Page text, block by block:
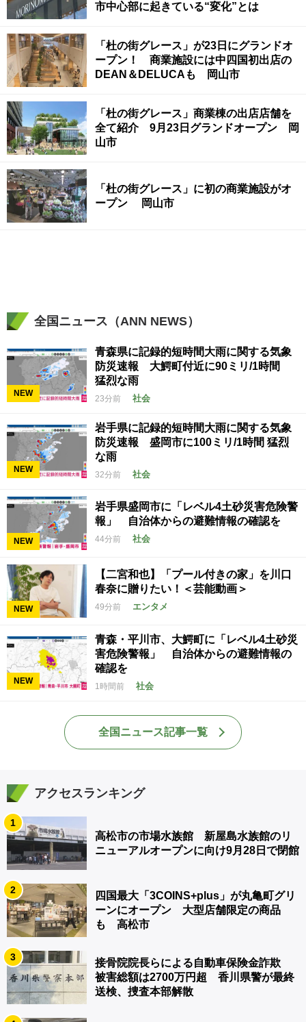
市中心部に起きている“変化”とは
「杜の街グレース」が23日にグランドオ
ープン！ 商業施設には中四国初出店の
DEAN＆DELUCAも 岡山市
「杜の街グレース」商業棟の出店店舗を
全て紹介 9月23日グランドオープン 岡
山市
「杜の街グレース」に初の商業施設がオ
ープン 岡山市
全国ニュース（ANN NEWS）
NEW
青森県に記録的短時間大雨に関する気象
防災速報 大鰐町付近に90ミリ/1時間
猛烈な雨
23分前 社会
NEW
岩手県に記録的短時間大雨に関する気象
防災速報 盛岡市に100ミリ/1時間 猛烈
な雨
32分前 社会
NEW
岩手県盛岡市に「レベル4土砂災害危険警
報」 自治体からの避難情報の確認を
44分前 社会
NEW
【二宮和也】「プール付きの家」を川口
春奈に贈りたい！＜芸能動画＞
49分前 エンタメ
NEW
青森・平川市、大鰐町に「レベル4土砂災
害危険警報」 自治体からの避難情報の
確認を
1時間前 社会
全国ニュース記事一覧
アクセスランキング
1
高松市の市場水族館 新屋島水族館のリ
ニューアルオープンに向け9月28日で閉館
2
四国最大「3COINS+plus」が丸亀町グリ
ーンにオープン 大型店舗限定の商品
も 高松市
3
接骨院院長らによる自動車保険金詐欺
被害総額は2700万円超 香川県警が最終
送検、捜査本部解散